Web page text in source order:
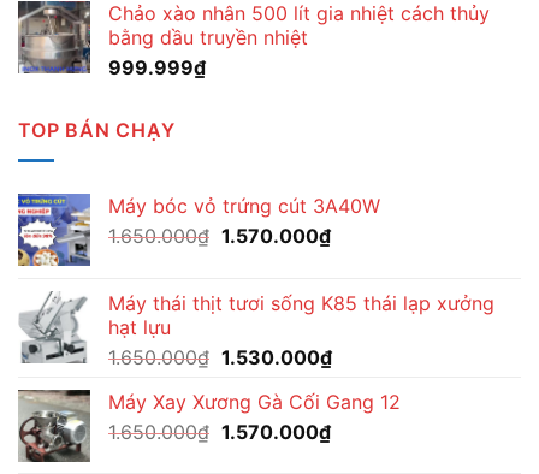
Chảo xào nhân 500 lít gia nhiệt cách thủy
bằng dầu truyền nhiệt
999.999₫
TOP BÁN CHẠY
Máy bóc vỏ trứng cút 3A40W
1.650.000₫ Giá
1.650.000₫.
1.570.000₫Giá
là:
Máy thái thịt tươi sống K85 thái lạp xưởng
hạt lựu
1.650.000₫ Giá
là:
1.650.000₫.
1.530.000₫Giá
tại
là:
Máy Xay Xương Gà Cối Gang 12
1.650.000₫ Giá
1.570.000₫Giá